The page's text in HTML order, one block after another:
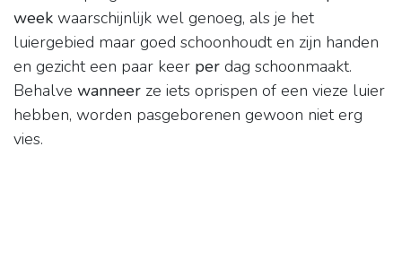
week waarschijnlijk wel genoeg, als je het
luiergebied maar goed schoonhoudt en zijn handen
en gezicht een paar keer per dag schoonmaakt.
Behalve wanneer ze iets oprispen of een vieze luier
hebben, worden pasgeborenen gewoon niet erg
vies.